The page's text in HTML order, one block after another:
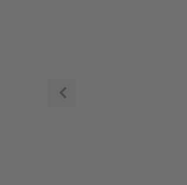
Zurück